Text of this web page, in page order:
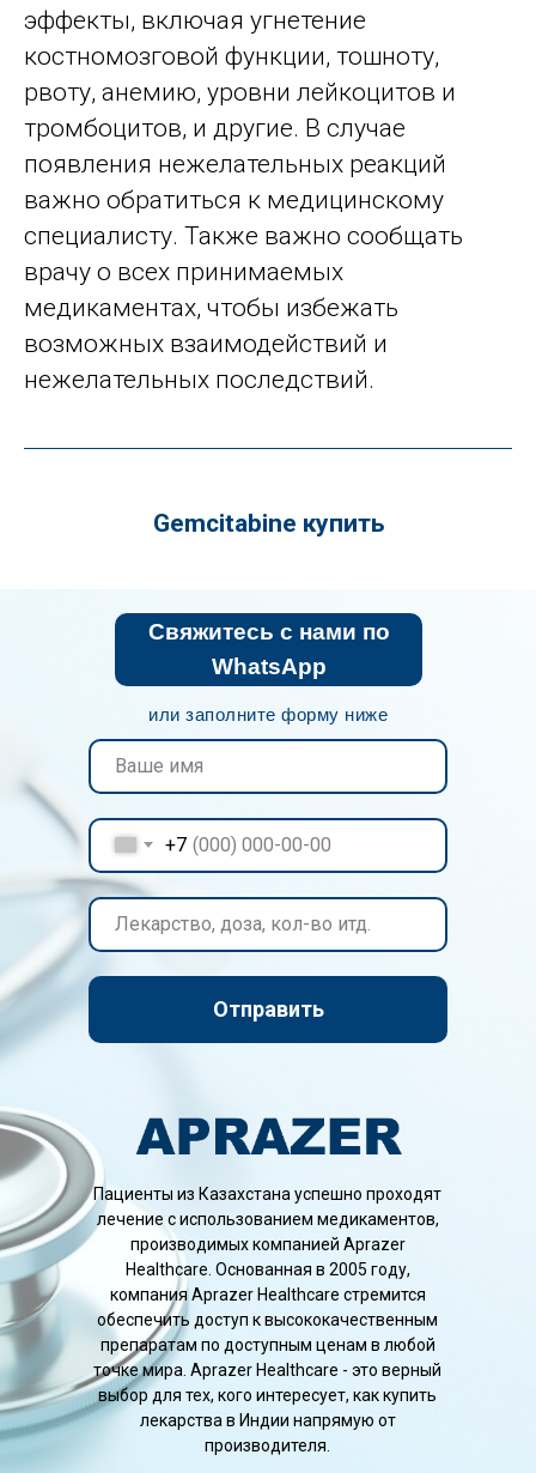
эффекты, включая угнетение
костномозговой функции, тошноту,
рвоту, анемию, уровни лейкоцитов и
тромбоцитов, и другие. В случае
появления нежелательных реакций
важно обратиться к медицинскому
специалисту. Также важно сообщать
врачу о всех принимаемых
медикаментах, чтобы избежать
возможных взаимодействий и
нежелательных последствий.
Gemcitabine купить
+7
Отправить
или заполните форму ниже
Свяжитесь с нами по
WhatsApp
Пациенты из Казахстана успешно проходят
лечение с использованием медикаментов,
производимых компанией Aprazer
Healthcare. Основанная в 2005 году,
компания Aprazer Healthcare стремится
обеспечить доступ к высококачественным
препаратам по доступным ценам в любой
точке мира. Aprazer Healthcare - это верный
выбор для тех, кого интересует, как купить
лекарства в Индии напрямую от
производителя.